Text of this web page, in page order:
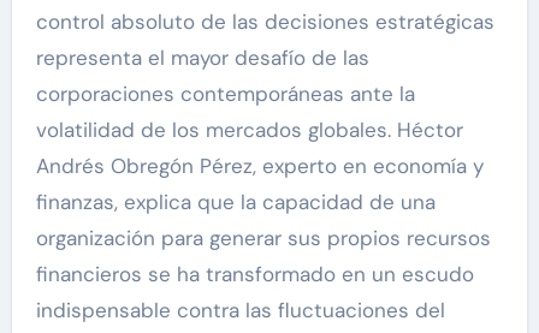
control absoluto de las decisiones estratégicas
representa el mayor desafío de las
corporaciones contemporáneas ante la
volatilidad de los mercados globales. Héctor
Andrés Obregón Pérez, experto en economía y
finanzas, explica que la capacidad de una
organización para generar sus propios recursos
financieros se ha transformado en un escudo
indispensable contra las fluctuaciones del